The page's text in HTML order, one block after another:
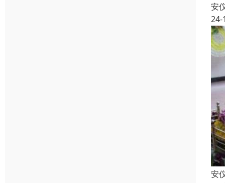
安
24-
安